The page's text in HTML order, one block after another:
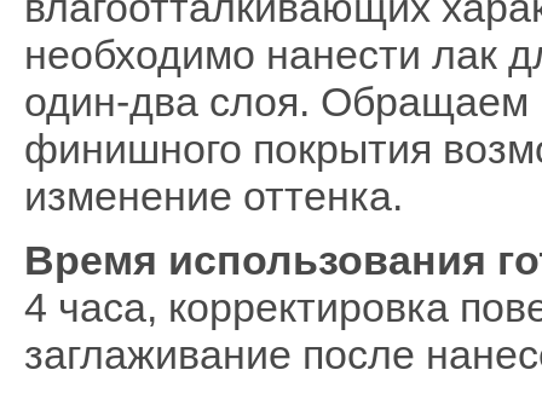
необходимо нанести лак
один-два слоя. Обращаем
финишного покрытия
изменение оттенка.
Время использования
4 часа, корректировка
заглаживание после